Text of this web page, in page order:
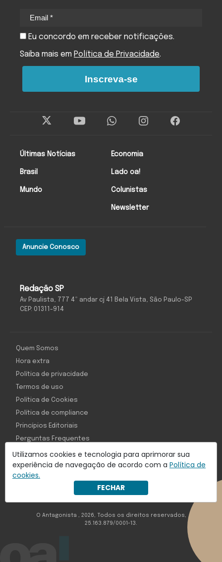
Utilizamos cookies e tecnologia para aprimorar sua
experiência de navegação de acordo com a Política de
cookies.
FECHAR
Redação SP
Av Paulista, 777 4º andar cj 41 Bela Vista, São Paulo-SP
CEP: 01311-914
Anuncie Conosco
Últimas Notícias
Brasil
Mundo
Economia
Lado oa!
Colunistas
Newsletter
Eu concordo em receber notificações.
Saiba mais em Política de Privacidade.
Inscreva-se
Com inteligência e tecnologia:
Object1ve - Marketing Solution
Quem Somos
Hora extra
Política de privacidade
Termos de uso
Política de Cookies
Política de compliance
Princípios Editoriais
Perguntas Frequentes
O Antagonista , 2026, Todos os direitos reservados,
25.163.879/0001-13.